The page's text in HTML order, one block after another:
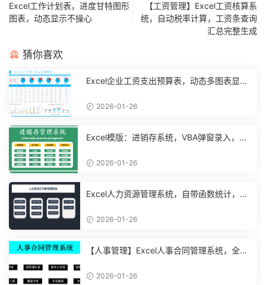
Excel工作计划表，进度甘特图形
图表，动态显示不操心
【工资管理】Excel工资核算系
统，自动税率计算，工资条查询
汇总完整生成
猜你喜欢
Excel企业工资支出预算表，动态多图表显
2026-01-26
Excel模版：进销存系统，VBA弹窗录入，智
2026-01-26
Excel人力资源管理系统，自带函数统计，功
2026-01-26
【人事管理】Excel人事合同管理系统，全函
2026-01-26